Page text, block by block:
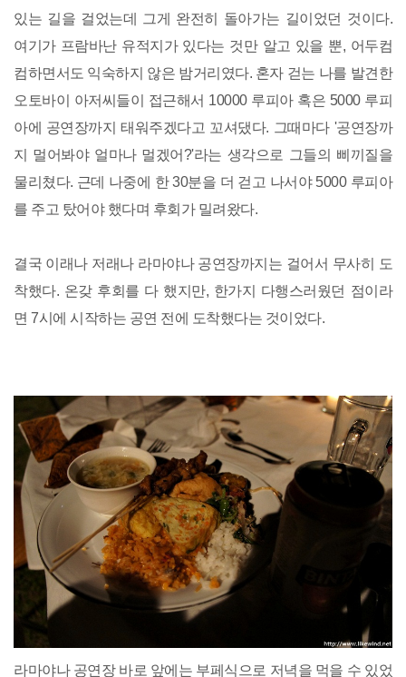
있는 길을 걸었는데 그게 완전히 돌아가는 길이었던 것이다.
여기가 프람바난 유적지가 있다는 것만 알고 있을 뿐, 어두컴
컴하면서도 익숙하지 않은 밤거리였다. 혼자 걷는 나를 발견한
오토바이 아저씨들이 접근해서 10000 루피아 혹은 5000 루피
아에 공연장까지 태워주겠다고 꼬셔댔다. 그때마다 '공연장까
지 멀어봐야 얼마나 멀겠어?'라는 생각으로 그들의 삐끼질을
물리쳤다. 근데 나중에 한 30분을 더 걷고 나서야 5000 루피아
를 주고 탔어야 했다며 후회가 밀려왔다.
결국 이래나 저래나 라마야나 공연장까지는 걸어서 무사히 도
착했다. 온갖 후회를 다 했지만, 한가지 다행스러웠던 점이라
면 7시에 시작하는 공연 전에 도착했다는 것이었다.
라마야나 공연장 바로 앞에는 부페식으로 저녁을 먹을 수 있었